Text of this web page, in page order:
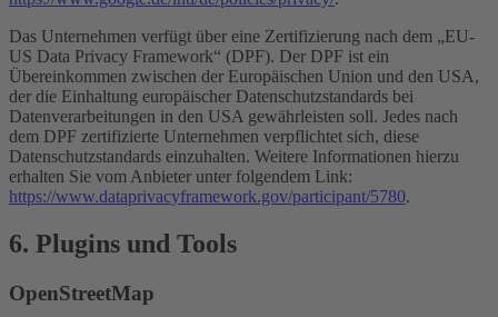
Das Unternehmen verfügt über eine Zertifizierung nach dem „EU-
US Data Privacy Framework“ (DPF). Der DPF ist ein
Übereinkommen zwischen der Europäischen Union und den USA,
der die Einhaltung europäischer Datenschutzstandards bei
Datenverarbeitungen in den USA gewährleisten soll. Jedes nach
dem DPF zertifizierte Unternehmen verpflichtet sich, diese
Datenschutzstandards einzuhalten. Weitere Informationen hierzu
erhalten Sie vom Anbieter unter folgendem Link:
https://www.dataprivacyframework.gov/participant/5780.
6. Plugins und Tools
OpenStreetMap